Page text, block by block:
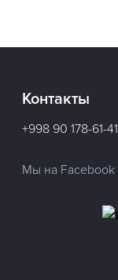
Контакты
+998 90 178-61-41
Мы на Facebook